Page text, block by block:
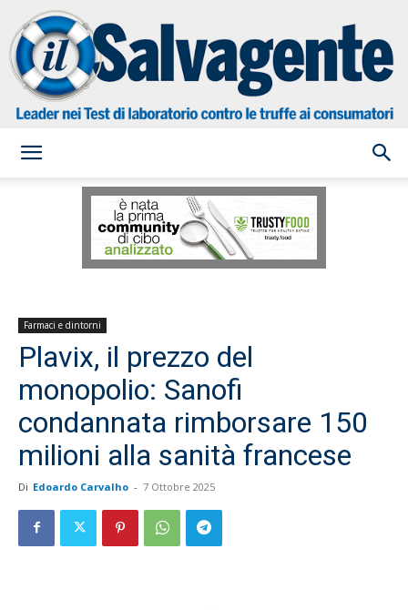
Salvagente
Farmaci e dintorni
Plavix, il prezzo del
monopolio: Sanofi
condannata rimborsare 150
milioni alla sanità francese
Di Edoardo Carvalho - 7 Ottobre 2025